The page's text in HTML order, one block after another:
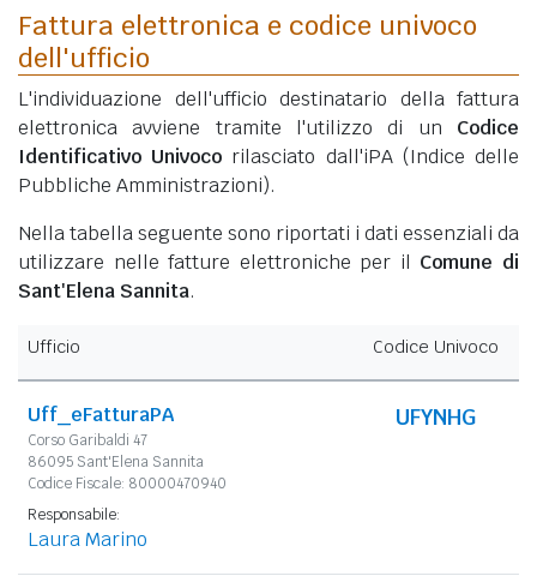
Fattura elettronica e codice univoco
dell'ufficio
L'individuazione dell'ufficio destinatario della fattura
elettronica avviene tramite l'utilizzo di un Codice
Identificativo Univoco rilasciato dall'iPA (Indice delle
Pubbliche Amministrazioni).
Nella tabella seguente sono riportati i dati essenziali da
utilizzare nelle fatture elettroniche per il Comune di
Sant'Elena Sannita.
Ufficio Codice Univoco
Uff_eFatturaPA
Corso Garibaldi 47
86095 Sant'Elena Sannita
Codice Fiscale: 80000470940
UFYNHG
Responsabile:
Laura Marino